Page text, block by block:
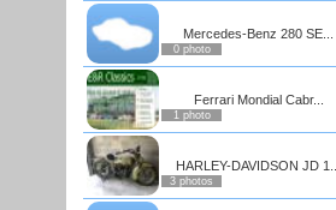
Mercedes-Benz 280 SE...
0 photo
Ferrari Mondial Cabr...
1 photo
HARLEY-DAVIDSON JD
3 photos